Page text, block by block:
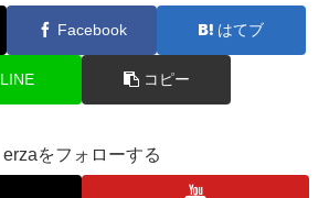
Facebook はてブ
LINE コピー
erzaをフォローする